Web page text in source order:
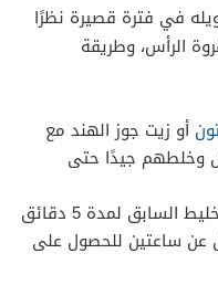
في فترة قصيرة نظرًا
الرأس، وطريقة
أو زيت جوز الهند مع
وخلطهم جيدًا حتى
البدء في تدليك فروة الرأس بالخليط السابق لمدة 5 دقائق
عن ساعتين للحصول على